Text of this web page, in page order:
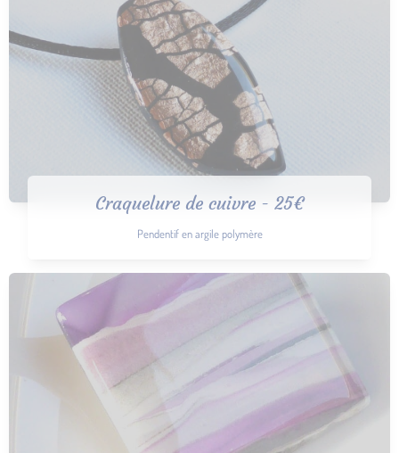
Craquelure de cuivre - 25€
Pendentif en argile polymère